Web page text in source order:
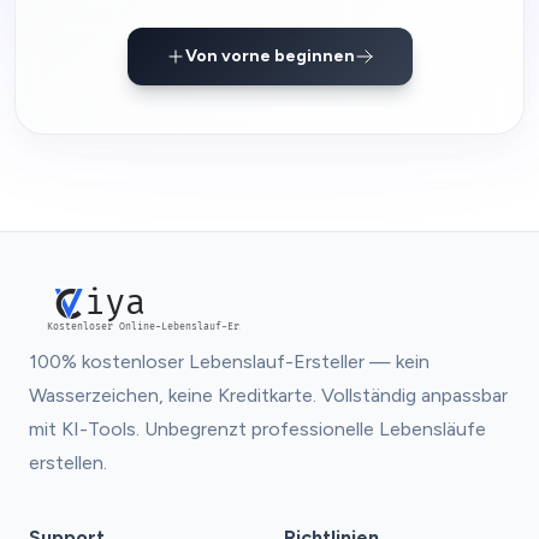
Von vorne beginnen
iya
Kostenloser Online-Lebenslauf-Ersteller
100% kostenloser Lebenslauf-Ersteller — kein
Wasserzeichen, keine Kreditkarte. Vollständig anpassbar
mit KI-Tools. Unbegrenzt professionelle Lebensläufe
erstellen.